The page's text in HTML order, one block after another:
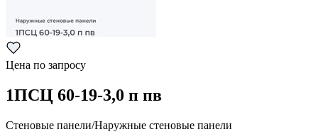
Цена по запросу
1ПСЦ 60-19-3,0 п пв
Стеновые панели/Наружные стеновые панели